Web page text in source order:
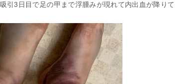
引3日目で足の甲まで浮腫みが現れて内出血が降りて